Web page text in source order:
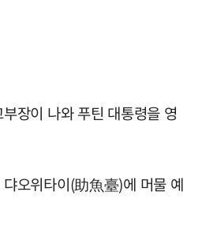
장이 나와 푸틴 대통령을 영
오위타이(助魚臺)에 머물 예